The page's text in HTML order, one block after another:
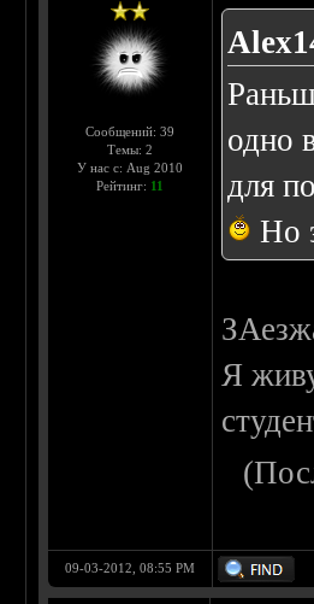
Сообщений: 39
Темы: 2
У нас с: Aug 2010
Рейтинг: 11
одно
для
Но
Я
09-03-2012, 08:55 PM